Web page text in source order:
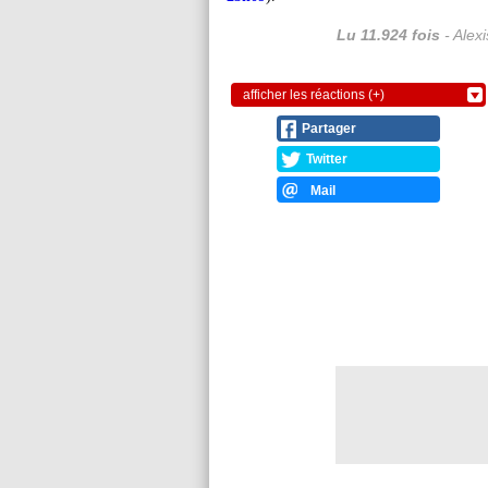
Lu 11.924 fois -
afficher les réactions (+)
Partager
Twitter
Mail